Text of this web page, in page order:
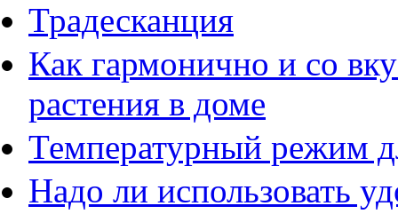
Традесканция
Как гармонично и со
растения в доме
Температурный режим
Надо ли использовать